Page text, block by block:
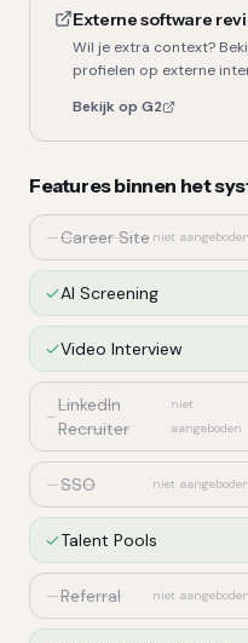
Externe software
Wil je extra context?
profielen op externe
Bekijk op G2
Features binnen het
Career Site niet aangeboden
AI Screening
Video Interview
LinkedIn
Recruiter
niet
aangeboden
SSO niet aangeboden
Talent Pools
Referral niet aangeboden